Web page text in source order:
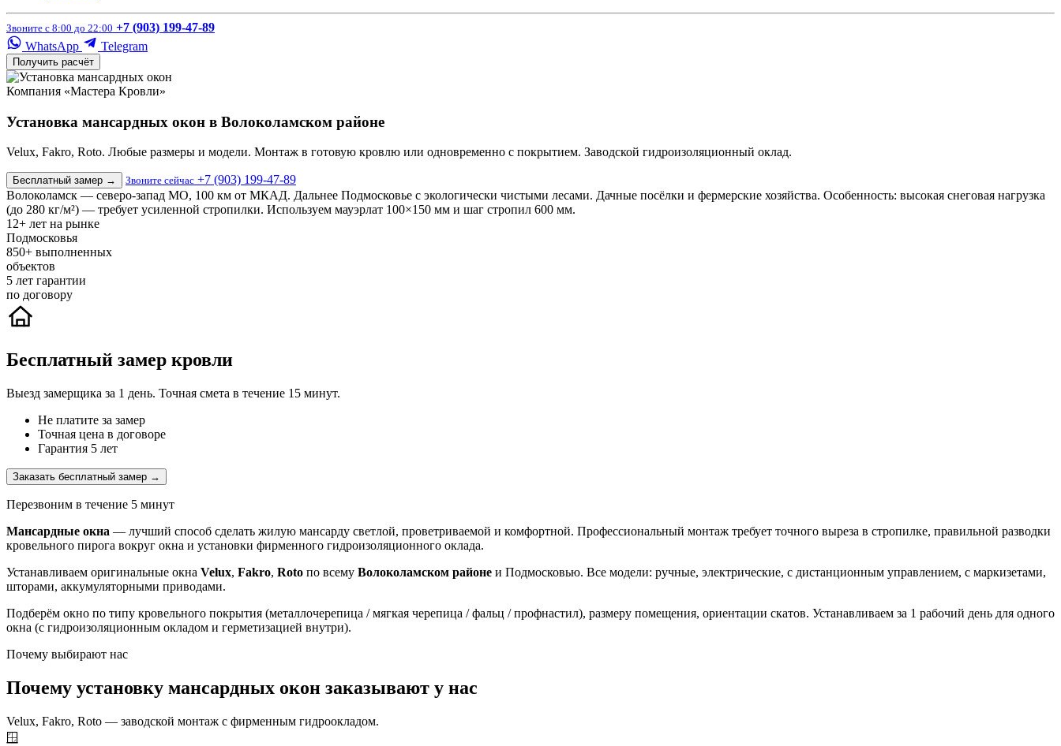
Звоните с 8:00 до 22:00 +7 (903) 199-47-89
WhatsApp
Telegram
Получить расчёт
Компания «Мастера Кровли»
Установка мансардных окон в Волоколамском районе
Velux, Fakro, Roto. Любые размеры и модели. Монтаж в готовую кровлю или одновременно с покрытием. Заводской гидроизоляционный оклад.
Бесплатный замер → Звоните сейчас +7 (903) 199-47-89
Волоколамск — северо-запад МО, 100 км от МКАД. Дальнее Подмосковье с экологически чистыми лесами. Дачные посёлки и фермерские хозяйства. Особенность: высокая снеговая нагрузка
(до 280 кг/м²) — требует усиленной стропилки. Используем мауэрлат 100×150 мм и шаг стропил 600 мм.
12+ лет на рынке
Подмосковья
850+ выполненных
объектов
5 лет гарантии
по договору
Бесплатный замер кровли
Выезд замерщика за 1 день. Точная смета в течение 15 минут.
Не платите за замер
Точная цена в договоре
Гарантия 5 лет
Заказать бесплатный замер →
Перезвоним в течение 5 минут
Мансардные окна — лучший способ сделать жилую мансарду светлой, проветриваемой и комфортной. Профессиональный монтаж требует точного выреза в стропилке, правильной разводки
кровельного пирога вокруг окна и установки фирменного гидроизоляционного оклада.
Устанавливаем оригинальные окна Velux, Fakro, Roto по всему Волоколамском районе и Подмосковью. Все модели: ручные, электрические, с дистанционным управлением, с маркизетами,
шторами, аккумуляторными приводами.
Подберём окно по типу кровельного покрытия (металлочерепица / мягкая черепица / фальц / профнастил), размеру помещения, ориентации скатов. Устанавливаем за 1 рабочий день для одного
окна (с гидроизоляционным окладом и герметизацией внутри).
Почему выбирают нас
Почему установку мансардных окон заказывают у нас
Velux, Fakro, Roto — заводской монтаж с фирменным гидроокладом.
🪟